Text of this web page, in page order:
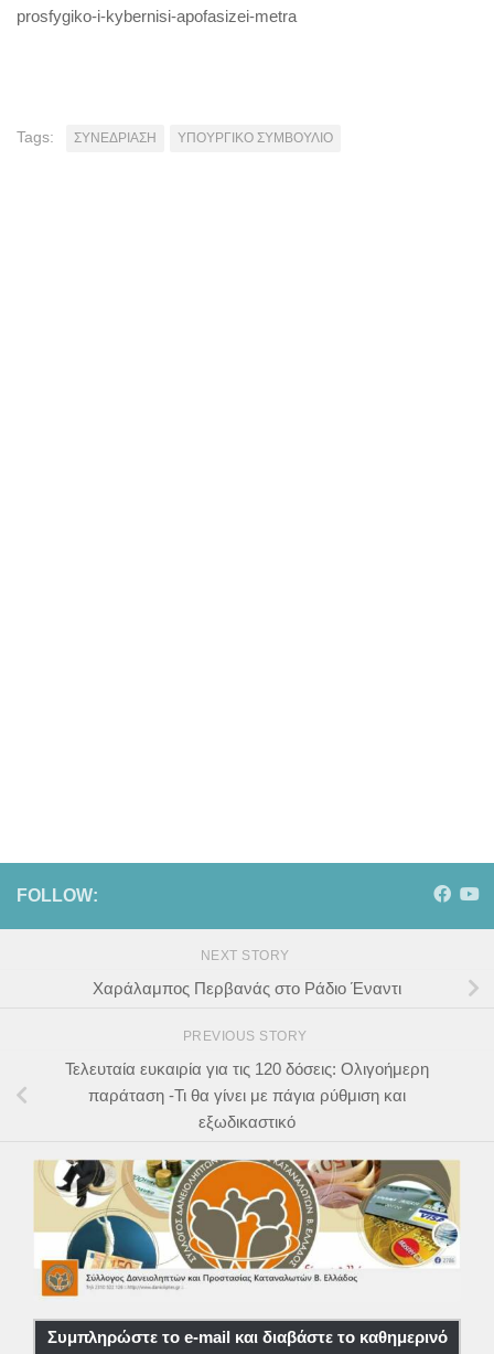
prosfygiko-i-kybernisi-apofasizei-metra
Tags: ΣΥΝΕΔΡΙΑΣΗ ΥΠΟΥΡΓΙΚΟ ΣΥΜΒΟΥΛΙΟ
FOLLOW:
NEXT STORY
Χαράλαμπος Περβανάς στο Ράδιο Έναντι
PREVIOUS STORY
Τελευταία ευκαιρία για τις 120 δόσεις: Ολιγοήμερη
παράταση -Τι θα γίνει με πάγια ρύθμιση και
εξωδικαστικό
Συμπληρώστε το e-mail και διαβάστε το καθημερινό